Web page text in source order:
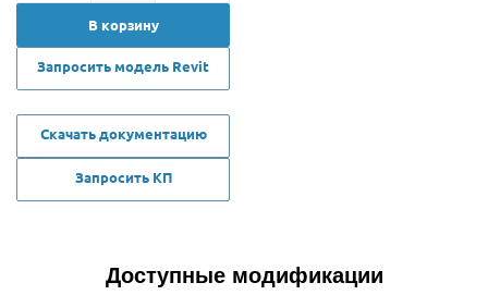
В корзину
Запросить модель Revit
Скачать документацию
Запросить КП
Доступные модификации